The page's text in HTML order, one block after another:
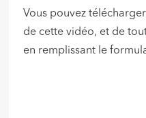
Vous pouvez
de cette vidéo, et de
en remplissant le